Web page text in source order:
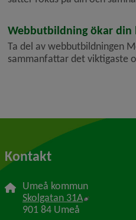
kriser. Du är en viktig del av
och Sveriges totalförsvar. F...
Webbutbildning ökar din
Ta del av webbutbildningen Medveten, redo, trygg som
sammanfattar det viktigaste
Kontakt
Umeå kommun
Skolgatan 31A Länk till
901 84 Umeå